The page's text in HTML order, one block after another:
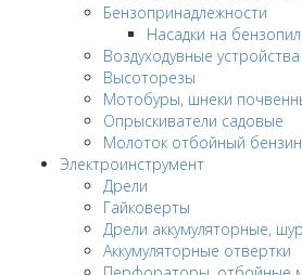
Бензопринадлежности
Насадки на
Воздуходувные устройства
Высоторезы
Мотобуры, шнеки
Опрыскиватели садовые
Молоток отбойный
Электроинструмент
Дрели
Гайковерты
Дрели аккумуляторные,
Аккумуляторные отвертки